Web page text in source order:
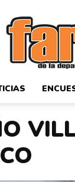
El
Faro
Deportivo